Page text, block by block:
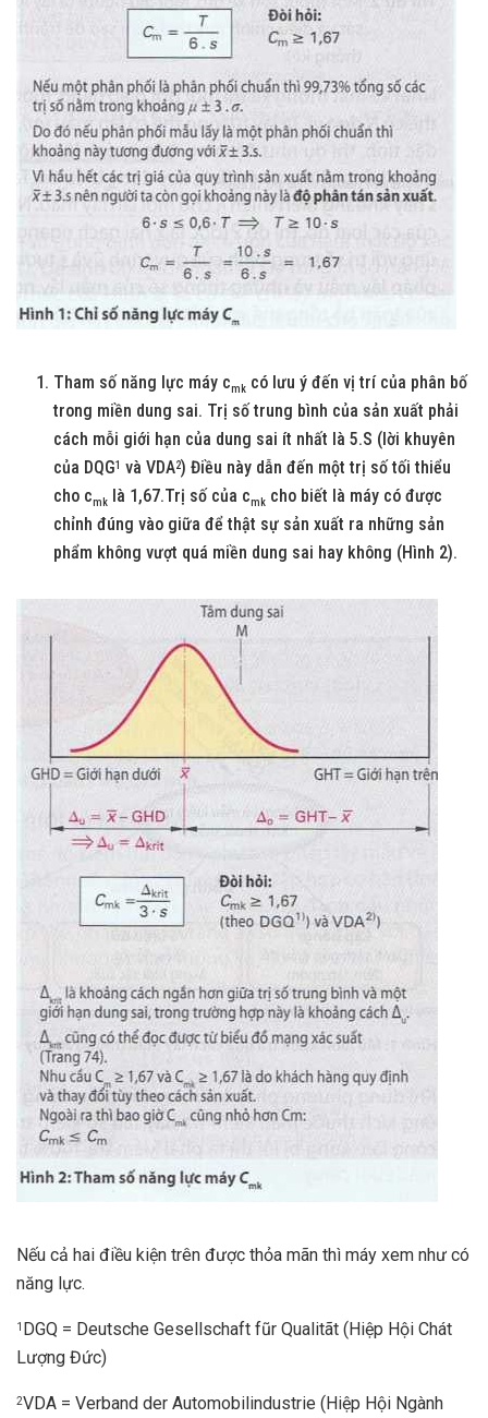
Tham số năng lực máy cm k có lưu ý đến vị trí của phân bố
trong miền dung sai. Trị số trung bình của sản xuất phải
cách mỗi giới hạn của dung sai ít nhất là 5.S (lời khuyên
của DQG1 và VDA2) Điều này dẫn đến một trị số tối thiểu
cho cm k là 1,67.Trị số của cm k cho biết là máy có được
chỉnh đúng vào giữa để thật sự sản xuất ra những sản
phẩm không vượt quá miền dung sai hay không (Hình 2).
Nếu cả hai điều kiện trên được thỏa mãn thì máy xem như có
năng lực.
1 DGQ = Deutsche Gesellschaft fũr Qualitãt (Hiệp Hội Chát
Lượng Đức)
2VDA = Verband der Automobilindustrie (Hiệp Hội Ngành